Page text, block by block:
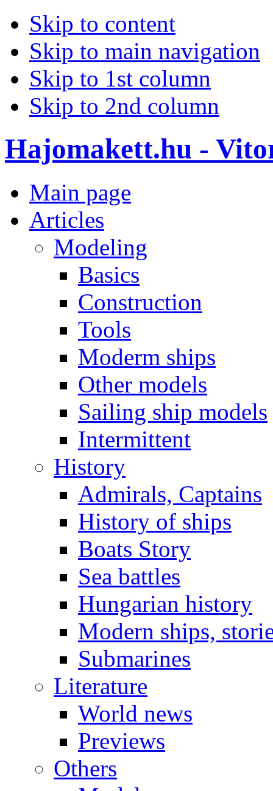
Skip to content
Skip to main navigation
Skip to 1st column
Skip to 2nd column
Hajomakett.hu -
Main page
Articles
Modeling
Basics
Construction
Tools
Moderm ships
Other models
Sailing ship models
Intermittent
History
Admirals, Captains
History of ships
Boats Story
Sea battles
Hungarian history
Modern ships,
Submarines
Literature
World news
Previews
Others